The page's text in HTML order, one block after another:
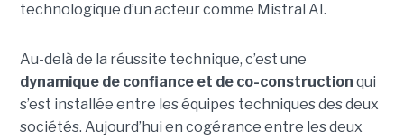
technologique d’un acteur comme Mistral AI.
Au-delà de la réussite technique, c’est une
dynamique de confiance et de co-construction qui
s’est installée entre les équipes techniques des deux
sociétés. Aujourd’hui en cogérance entre les deux